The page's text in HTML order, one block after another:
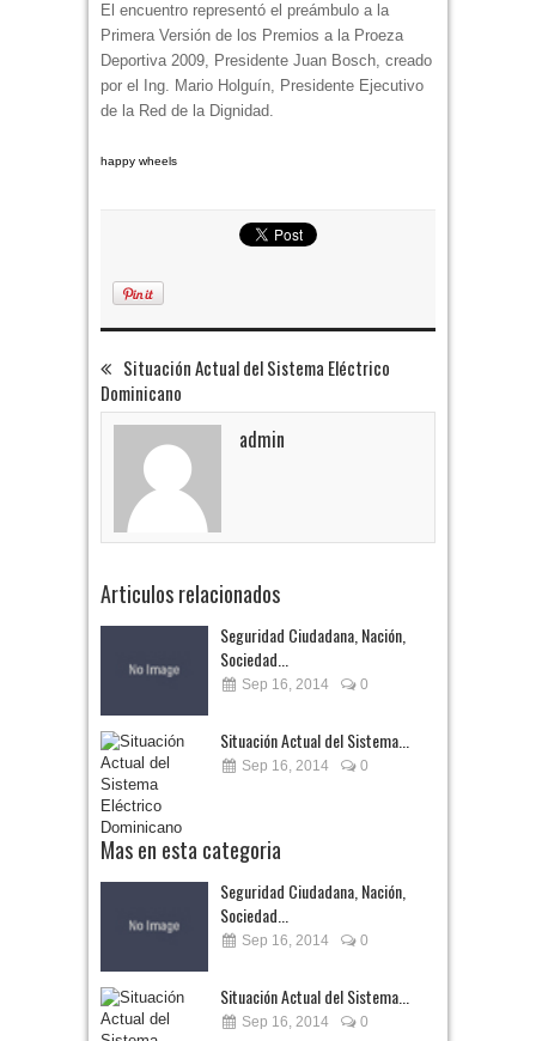
El encuentro representó el preámbulo a la
Primera Versión de los Premios a la Proeza
Deportiva 2009, Presidente Juan Bosch, creado
por el Ing. Mario Holguín, Presidente Ejecutivo
de la Red de la Dignidad.
happy wheels
Situación Actual del Sistema Eléctrico
Dominicano
admin
Articulos relacionados
Seguridad Ciudadana, Nación,
Sociedad...
Sep 16, 2014 0
Situación Actual del Sistema...
Sep 16, 2014 0
Mas en esta categoria
Seguridad Ciudadana, Nación,
Sociedad...
Sep 16, 2014 0
Situación Actual del Sistema...
Sep 16, 2014 0